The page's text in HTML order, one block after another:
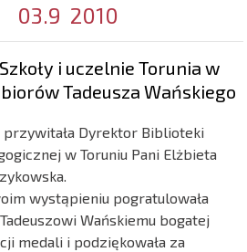
03.9 2010
i uczelnie Torunia w
Tadeusza Wańskiego
przywitała Dyrektor Biblioteki
w Toruniu Pani Elżbieta
wystąpieniu pogratulowała
Wańskiemu bogatej
medali i podziękowała za